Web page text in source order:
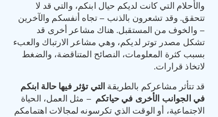
والأحلام التي كانت لديكم حيال ابنكم، والتي قد لا
تتحقق. وقد تشعرون بالذنب – تجاه أنفسكم والآخرين
– والخوف من المستقبل. هناك مشاعر أخرى قد
تشكل مصدر توتر لديكم، وهي مشاعر الارتباك والعبء
بسبب كثرة المعلومات، النصائح المتناقضة، والضغط
لاتخاذ قرارات.
قد تتأثر مشاعركم بالطريقة التي تؤثر فيها حالة ابنكم
في الجوانب الأخرى في حياتكم – مثل العمل، الحياة
الاجتماعية، أو الوقت الذي تكرسونه لمجالات اهتمامكم